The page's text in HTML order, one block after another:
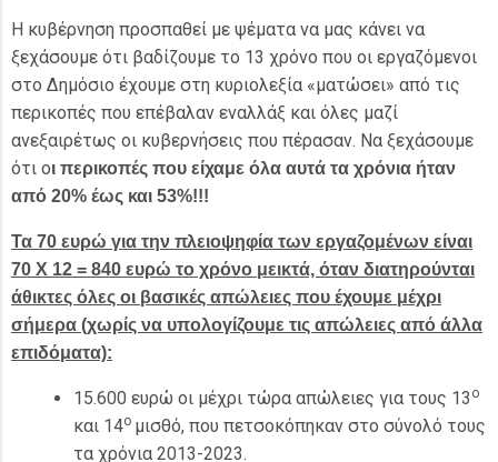
Η κυβέρνηση προσπαθεί με ψέματα να μας κάνει να
ξεχάσουμε ότι βαδίζουμε το 13 χρόνο που οι εργαζόμενοι
στο Δημόσιο έχουμε στη κυριολεξία «ματώσει» από τις
περικοπές που επέβαλαν εναλλάξ και όλες μαζί
ανεξαιρέτως οι κυβερνήσεις που πέρασαν. Να ξεχάσουμε
ότι οι περικοπές που είχαμε όλα αυτά τα χρόνια ήταν
από 20% έως και 53%!!!
Τα 70 ευρώ για την πλειοψηφία των εργαζομένων είναι
70 Χ 12 = 840 ευρώ το χρόνο μεικτά, όταν διατηρούνται
άθικτες όλες οι βασικές απώλειες που έχουμε μέχρι
σήμερα (χωρίς να υπολογίζουμε τις απώλειες από άλλα
επιδόματα):
15.600 ευρώ οι μέχρι τώρα απώλειες για τους 13 ο
και 14ο μισθό, που πετσοκόπηκαν στο σύνολό τους
τα χρόνια 2013-2023.